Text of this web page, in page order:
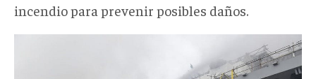
incendio para prevenir posibles daños.